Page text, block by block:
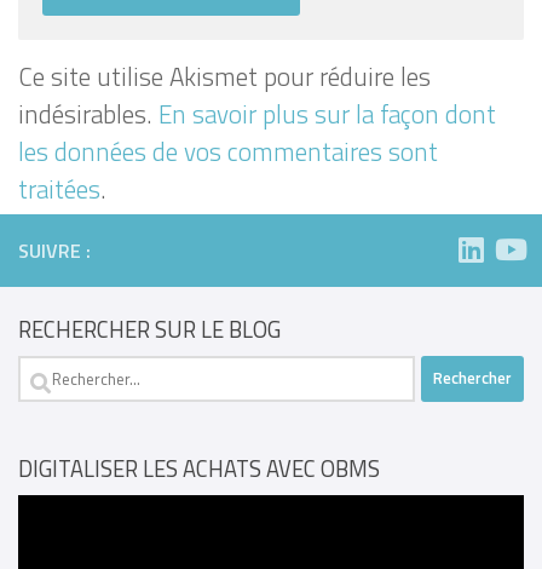
Ce site utilise Akismet pour réduire les
indésirables. En savoir plus sur la façon dont
les données de vos commentaires sont
traitées.
SUIVRE :
RECHERCHER SUR LE BLOG
Rechercher :
DIGITALISER LES ACHATS AVEC OBMS